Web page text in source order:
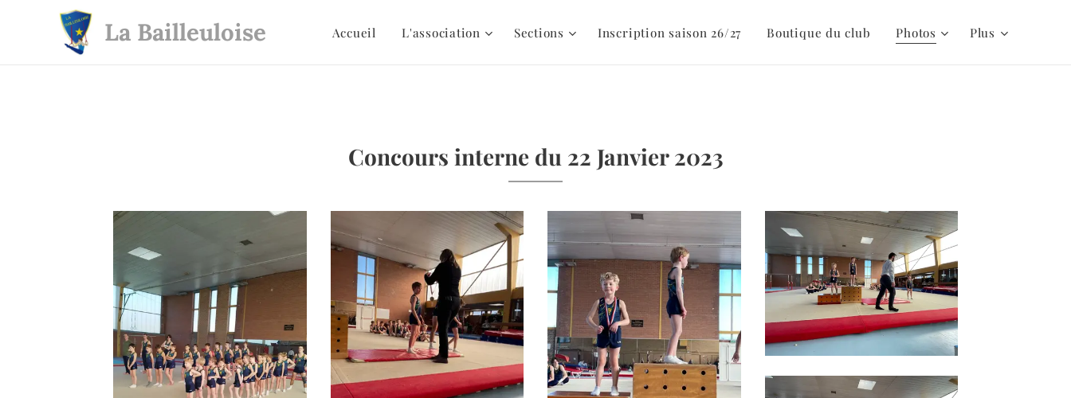
La Bailleuloise Accueil L'association Sections Inscription saison 26/27 Boutique du club Photos Plus
Concours interne du 22 Janvier 2023